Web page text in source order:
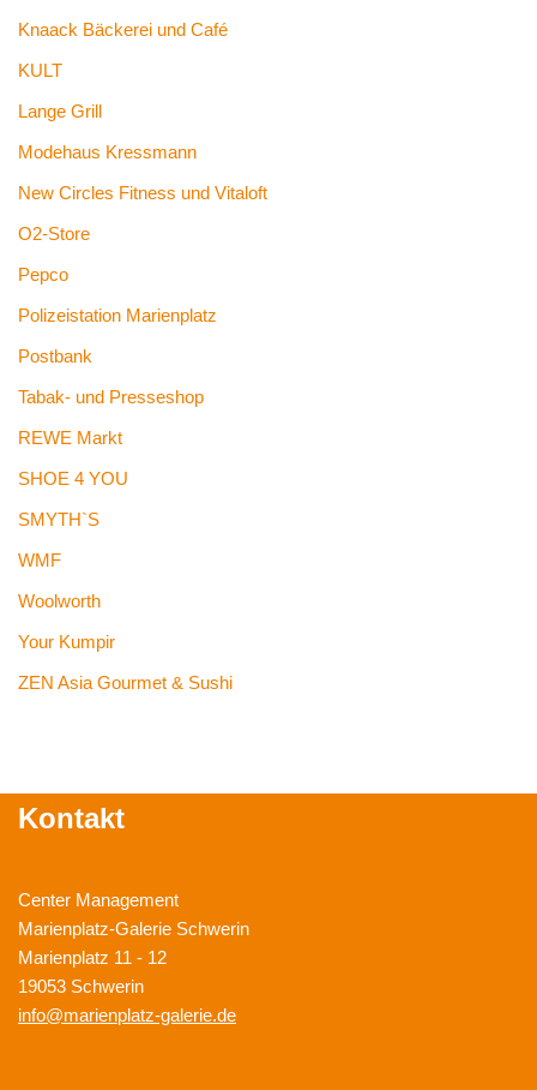
Knaack Bäckerei und Café
KULT
Lange Grill
Modehaus Kressmann
New Circles Fitness und Vitaloft
O2-Store
Pepco
Polizeistation Marienplatz
Postbank
Tabak- und Presseshop
REWE Markt
SHOE 4 YOU
SMYTH`S
WMF
Woolworth
Your Kumpir
ZEN Asia Gourmet & Sushi
Kontakt
Center Management
Marienplatz-Galerie Schwerin
Marienplatz 11 - 12
19053 Schwerin
info@marienplatz-galerie.de